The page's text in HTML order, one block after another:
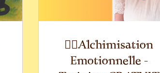
🧘‍♂️Alchimisation
Emotionnelle -